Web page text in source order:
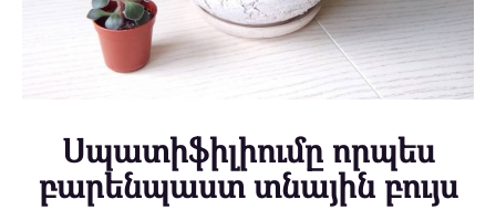
Սպատիֆիլիումը որպես
բարենպաստ տնային բույս